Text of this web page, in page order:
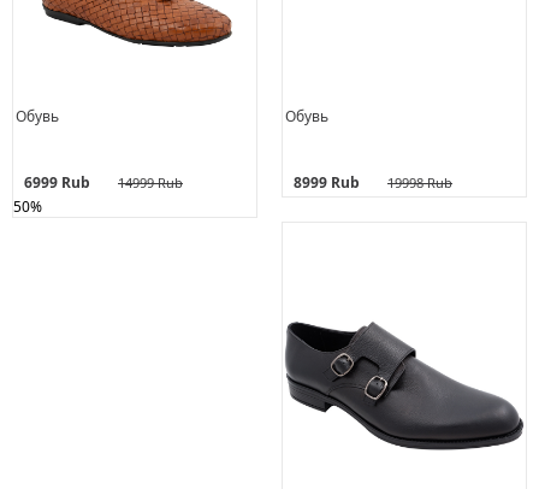
Обувь
6999 Rub 14999 Rub
50%
Обувь
8999 Rub 19998 Rub